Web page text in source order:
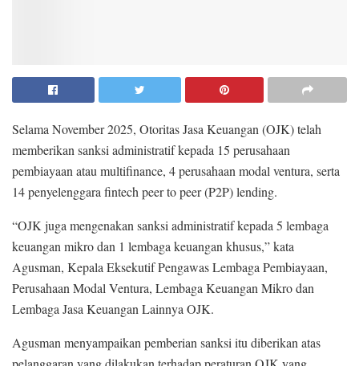
Selama November 2025, Otoritas Jasa Keuangan (OJK) telah
memberikan sanksi administratif kepada 15 perusahaan
pembiayaan atau multifinance, 4 perusahaan modal ventura, serta
14 penyelenggara fintech peer to peer (P2P) lending.
“OJK juga mengenakan sanksi administratif kepada 5 lembaga
keuangan mikro dan 1 lembaga keuangan khusus,” kata
Agusman, Kepala Eksekutif Pengawas Lembaga Pembiayaan,
Perusahaan Modal Ventura, Lembaga Keuangan Mikro dan
Lembaga Jasa Keuangan Lainnya OJK.
Agusman menyampaikan pemberian sanksi itu diberikan atas